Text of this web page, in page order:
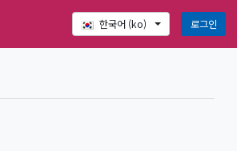
한국어 ‎(ko)‎ 로그인